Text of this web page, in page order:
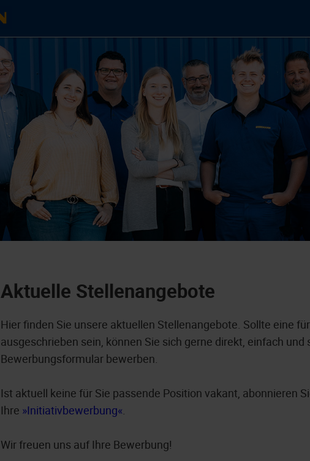
Aktuelle Stellenangebote
Hier finden Sie unsere aktuellen Stellenangebote. Sollte eine
ausgeschrieben sein, können Sie sich gerne direkt, einfach und
Bewerbungsformular bewerben.
Ist aktuell keine für Sie passende Position vakant, abonnieren
Ihre Initiativbewerbung .
Wir freuen uns auf Ihre Bewerbung!